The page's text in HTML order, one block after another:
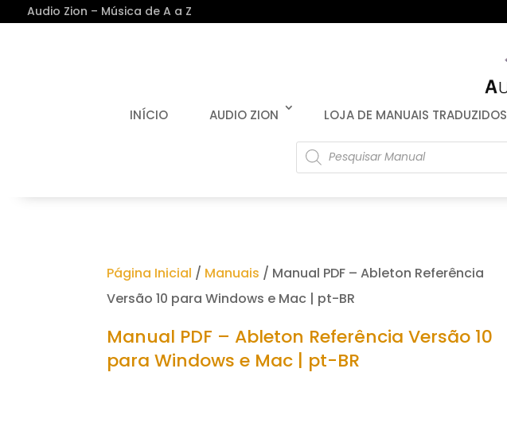
Audio Zion – Música de A a Z
INÍCIO AUDIO ZION LOJA DE MANUAIS TRADUZIDOS
Pesquisar
produtos
Página Inicial / Manuais / Manual PDF – Ableton Referência
Versão 10 para Windows e Mac | pt-BR
Manual PDF – Ableton Referência Versão 10
para Windows e Mac | pt-BR